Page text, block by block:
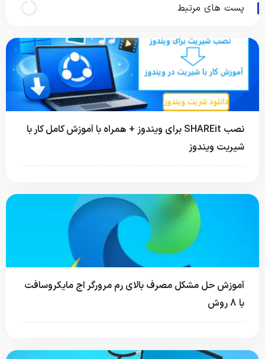
پست های مرتبط
نصب SHAREit برای ویندوز + همراه با آموزش کامل کار با
شیریت ویندوز
آموزش حل مشکل مصرف بالای رم مرورگر اج مایکروسافت
با 8 روش